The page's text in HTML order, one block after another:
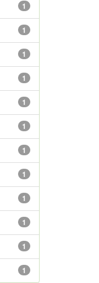
1
1
1
1
1
1
1
1
1
1
1
1